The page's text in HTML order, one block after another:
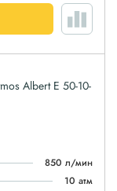
Albert E 50-10-
850 л/мин
10 атм